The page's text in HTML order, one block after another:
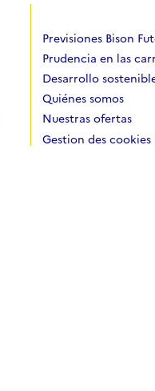
Previsiones Bison
Prudencia en las
Desarrollo
Quiénes somos
Nuestras ofertas
Gestion des cookies